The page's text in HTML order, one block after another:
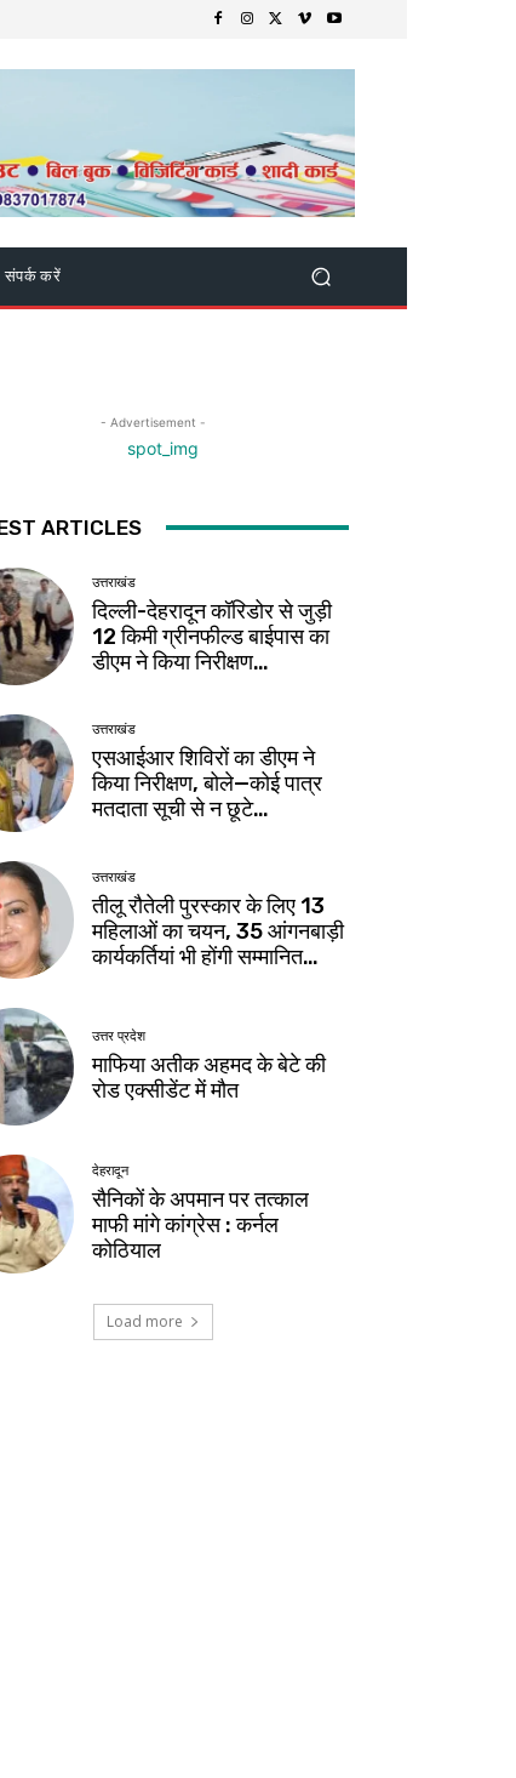
संपर्क करें
- Advertisement -
ARTICLES
उत्तराखंड
दिल्ली-देहरादून कॉरिडोर से जुड़ी
12 किमी ग्रीनफील्ड बाईपास का
डीएम ने किया निरीक्षण…
उत्तराखंड
एसआईआर शिविरों का डीएम ने
किया निरीक्षण, बोले—कोई पात्र
मतदाता सूची से न छूटे…
उत्तराखंड
तीलू रौतेली पुरस्कार के लिए 13
महिलाओं का चयन, 35 आंगनबाड़ी
कार्यकर्तियां भी होंगी सम्मानित…
उत्तर प्रदेश
माफिया अतीक अहमद के बेटे की
रोड एक्सीडेंट में मौत
देहरादून
सैनिकों के अपमान पर तत्काल
माफी मांगे कांग्रेस : कर्नल
कोठियाल
Load more